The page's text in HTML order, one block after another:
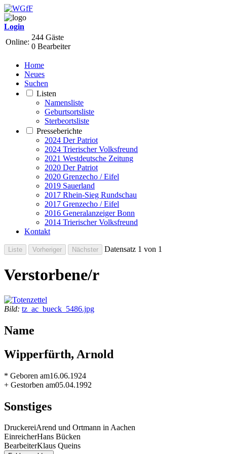
Login
Online:
244 Gäste
0 Bearbeiter
Home
Neues
Suchen
Listen
Namensliste
Geburtsortsliste
Sterbeortsliste
Presseberichte
2024 Der Patriot
2024 Trierischer Volksfreund
2021 Westdeutsche Zeitung
2020 Der Patriot
2020 Grenzecho / Eifel
2019 Sauerland
2017 Rhein-Sieg Rundschau
2017 Grenzecho / Eifel
2016 Generalanzeiger Bonn
2014 Trierischer Volksfreund
Kontakt
Datensatz 1 von 1
Verstorbene/r
Bild: tz_ac_bueck_5486.jpg
Name
Wipperfürth, Arnold
* Geboren am16.06.1924
+ Gestorben am05.04.1992
Sonstiges
DruckereiArend und Ortmann in Aachen
EinreicherHans Bücken
BearbeiterKlaus Queins